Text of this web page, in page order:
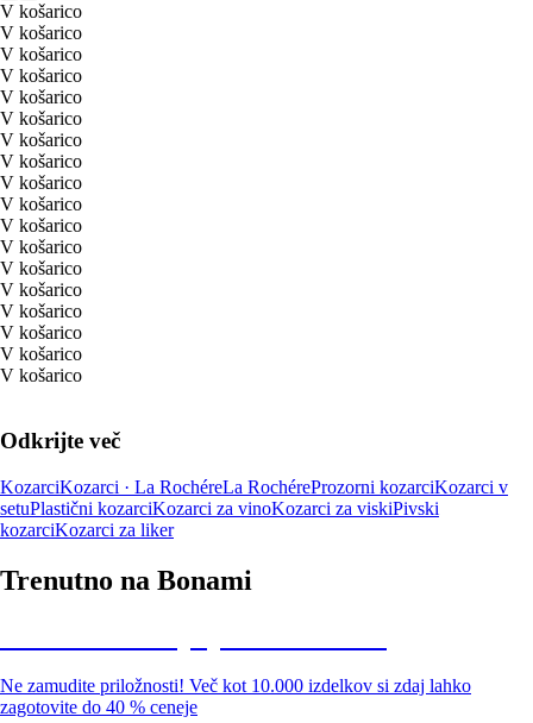
V košarico
V košarico
V košarico
V košarico
V košarico
V košarico
V košarico
V košarico
V košarico
V košarico
V košarico
V košarico
V košarico
V košarico
V košarico
V košarico
V košarico
V košarico
Odkrijte več
KozarciKozarci · La RochéreLa RochéreProzorni kozarciKozarci v
setuPlastični kozarciKozarci za vinoKozarci za viskiPivski
kozarciKozarci za liker
Trenutno na Bonami
Ne zamudite priložnosti! Več kot 10.000 izdelkov si zdaj lahko
zagotovite do 40 % ceneje